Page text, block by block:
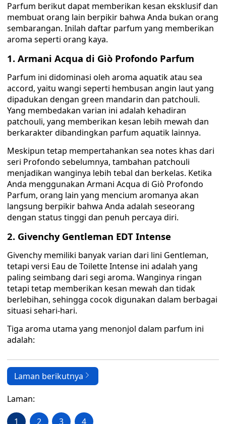
Parfum berikut dapat memberikan kesan eksklusif dan
membuat orang lain berpikir bahwa Anda bukan orang
sembarangan. Inilah daftar parfum yang memberikan
aroma seperti orang kaya.
1. Armani Acqua di Giò Profondo Parfum
Parfum ini didominasi oleh aroma aquatik atau sea
accord, yaitu wangi seperti hembusan angin laut yang
dipadukan dengan green mandarin dan patchouli.
Yang membedakan varian ini adalah kehadiran
patchouli, yang memberikan kesan lebih mewah dan
berkarakter dibandingkan parfum aquatik lainnya.
Meskipun tetap mempertahankan sea notes khas dari
seri Profondo sebelumnya, tambahan patchouli
menjadikan wanginya lebih tebal dan berkelas. Ketika
Anda menggunakan Armani Acqua di Giò Profondo
Parfum, orang lain yang mencium aromanya akan
langsung berpikir bahwa Anda adalah seseorang
dengan status tinggi dan penuh percaya diri.
2. Givenchy Gentleman EDT Intense
Givenchy memiliki banyak varian dari lini Gentleman,
tetapi versi Eau de Toilette Intense ini adalah yang
paling seimbang dari segi aroma. Wanginya ringan
tetapi tetap memberikan kesan mewah dan tidak
berlebihan, sehingga cocok digunakan dalam berbagai
situasi sehari-hari.
Tiga aroma utama yang menonjol dalam parfum ini
adalah:
Laman berikutnya
Laman:
1 2 3 4